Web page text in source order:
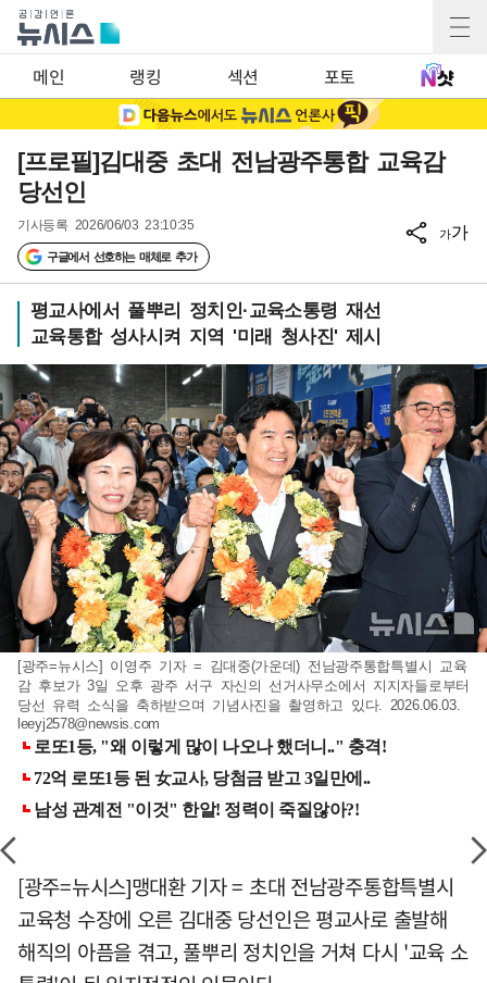
메인 랭킹 섹션 포토
[프로필]김대중 초대 전남광주통합 교육감
당선인
기사등록 2026/06/03 23:10:35
구글에서 선호하는 매체로 추가
가가
평교사에서 풀뿌리 정치인·교육소통령 재선
교육통합 성사시켜 지역 '미래 청사진' 제시
[광주=뉴시스] 이영주 기자 = 김대중(가운데) 전남광주통합특별시 교육
감 후보가 3일 오후 광주 서구 자신의 선거사무소에서 지지자들로부터
당선 유력 소식을 축하받으며 기념사진을 촬영하고 있다. 2026.06.03.
leeyj2578@newsis.com
[광주=뉴시스]맹대환 기자 = 초대 전남광주통합특별시
교육청 수장에 오른 김대중 당선인은 평교사로 출발해
해직의 아픔을 겪고, 풀뿌리 정치인을 거쳐 다시 '교육 소